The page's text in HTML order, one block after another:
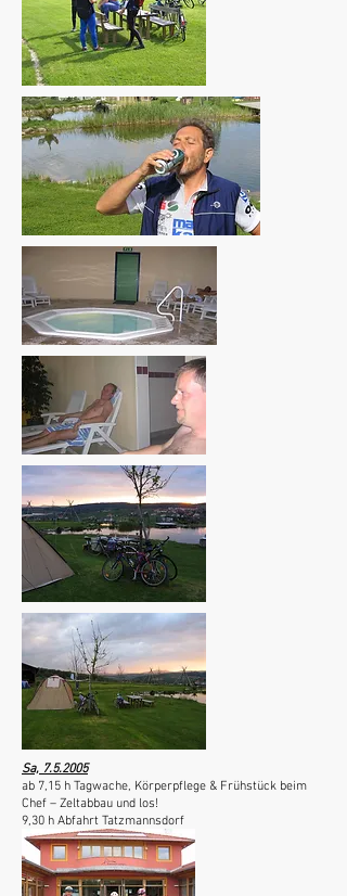
Sa, 7.5.2005
ab 7,15 h Tagwache, Körperpflege & Frühstück beim
Chef – Zeltabbau und los!
9,30 h Abfahrt Tatzmannsdorf